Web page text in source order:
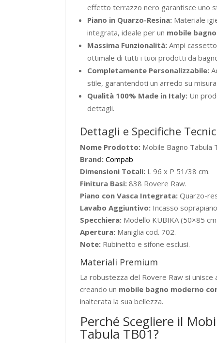
effetto terrazzo nero garantisce uno
Piano in Quarzo-Resina: Materiale
integrata, ideale per un mobile
Massima Funzionalità: Ampi
ottimale di tutti i tuoi prodotti da
Completamente Personalizzabile:
stile, garantendoti un arredo su
Qualità 100% Made in Italy: Un
dettagli.
Dettagli e Specifiche
Nome Prodotto: Mobile Bagno Tabula
Brand: Compab
Dimensioni Totali: L 96 x P 51/38 cm.
Finitura Basi: 838 Rovere Raw.
Piano con Vasca Integrata: Quarzo-
Lavabo Aggiuntivo: Incasso
Specchiera: Modello KUBIKA (50×85
Apertura: Maniglia cod. 702.
Note: Rubinetto e sifone esclusi.
Materiali Premium
La robustezza del Rovere Raw si unisce
creando un mobile bagno moderno
inalterata la sua bellezza.
Perché Scegliere il
Tabula TB01?